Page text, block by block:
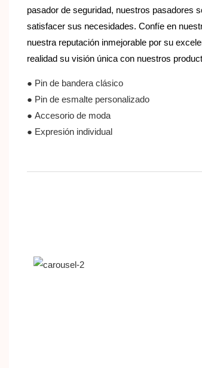
pasador de seguridad, nuestros pasadores
satisfacer sus necesidades. Confíe en
nuestra reputación inmejorable por su
realidad su visión única con nuestros
● Pin de bandera clásico
● Pin de esmalte personalizado
● Accesorio de moda
● Expresión individual